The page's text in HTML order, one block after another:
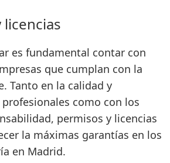
licencias
es fundamental contar con
que cumplan con la
Tanto en la calidad y
como con los
permisos y licencias
la máximas garantías en los
en Madrid.